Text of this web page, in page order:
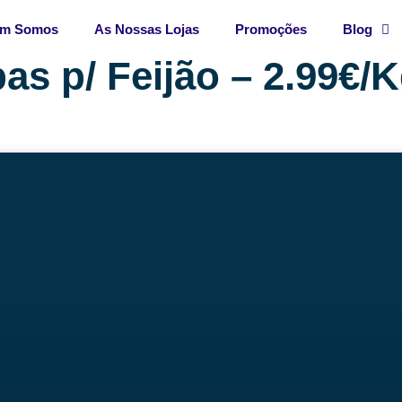
Somos As Nossas Lojas Promoções Blog
p/ Feijão – 2.99€/